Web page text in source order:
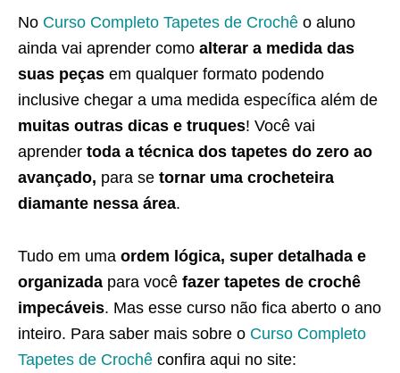
No Curso Completo Tapetes de Crochê o aluno
ainda vai aprender como alterar a medida das
suas peças em qualquer formato podendo
inclusive chegar a uma medida específica além de
muitas outras dicas e truques! Você vai
aprender toda a técnica dos tapetes do zero ao
avançado, para se tornar uma crocheteira
diamante nessa área.
Tudo em uma ordem lógica, super detalhada e
organizada para você fazer tapetes de crochê
impecáveis. Mas esse curso não fica aberto o ano
inteiro. Para saber mais sobre o Curso Completo
Tapetes de Crochê confira aqui no site: